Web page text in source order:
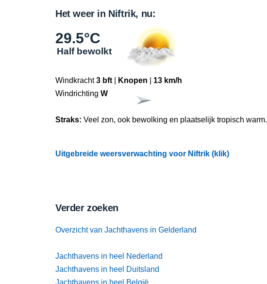
Het weer in Niftrik, nu:
29.5°C
Half bewolkt
Windkracht3 bft Knopen
13 km/h
Windrichting W
Straks: Veel zon, ook bewolking en plaatselijk tropisch warm.
Uitgebreide weersverwachting voor Niftrik (klik)
Verder zoeken
Overzicht van Jachthavens in Gelderland
Jachthavens in heel Nederland
Jachthavens in heel Duitsland
Jachthavens in heel België